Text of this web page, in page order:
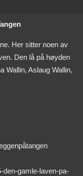
Her sitter noen av
Den lå på høyden
Wallin, Aslaug Wallin,
den-gamle-laven-pa-